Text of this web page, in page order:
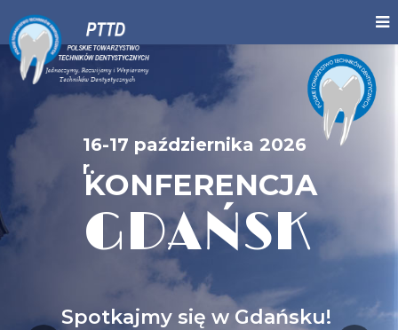
KONFERENCJA
GDAŃSK
16-17 października 2026
r.
Spotkajmy się w Gdańsku!